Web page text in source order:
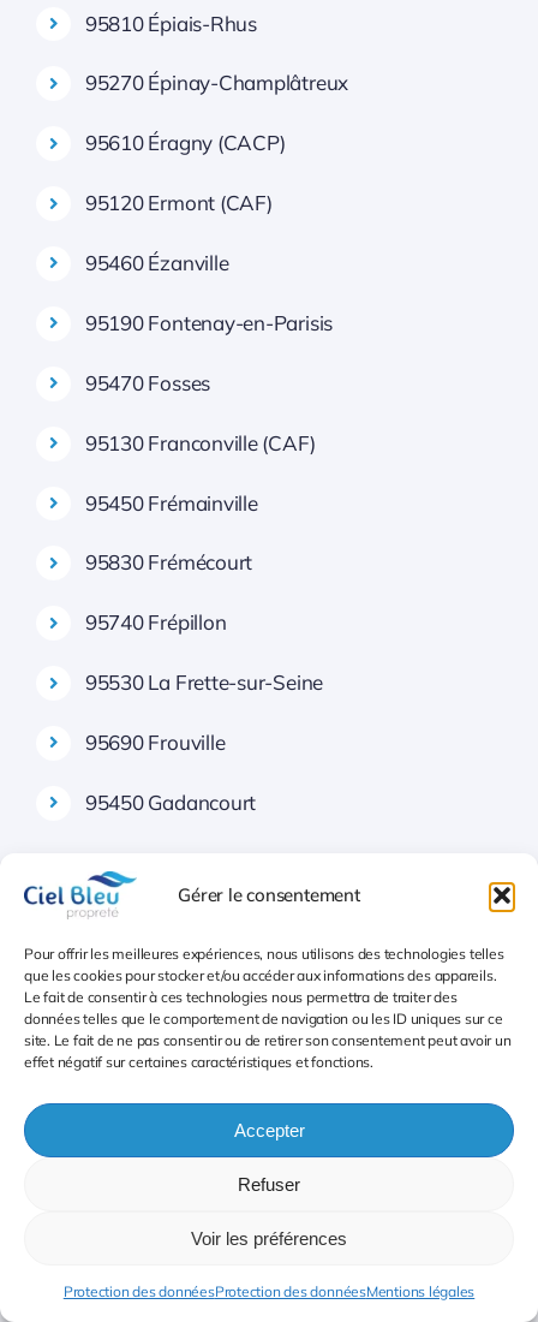
Gérer le consentement
Pour offrir les meilleures expériences, nous utilisons des technologies telles
que les cookies pour stocker et/ou accéder aux informations des appareils.
Le fait de consentir à ces technologies nous permettra de traiter des
données telles que le comportement de navigation ou les ID uniques sur ce
site. Le fait de ne pas consentir ou de retirer son consentement peut avoir un
effet négatif sur certaines caractéristiques et fonctions.
Accepter
Refuser
Voir les préférences
Protection des donnéesProtection des donnéesMentions légales
95810 Épiais-Rhus
95270 Épinay-Champlâtreux
95610 Éragny (CACP)
95120 Ermont (CAF)
95460 Ézanville
95190 Fontenay-en-Parisis
95470 Fosses
95130 Franconville (CAF)
95450 Frémainville
95830 Frémécourt
95740 Frépillon
95530 La Frette-sur-Seine
95690 Frouville
95450 Gadancourt
Troisième secteur Remise en état après sinistre
95 Val d’Oise
95140 Garges-lès-Gonesse (CAS)
95420 Genainville
95500 Gonesse